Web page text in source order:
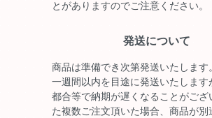
とがありますのでご注意ください。
発送について
商品は準備でき次第発送いたします
一週間以内を目途に発送いたします
都合等で納期が遅くなることがござ
た複数ご注文頂いた場合、商品が別